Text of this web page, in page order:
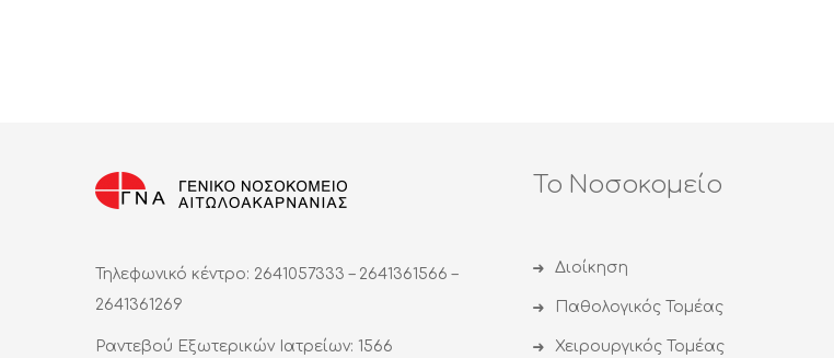
Τηλεφωνικό κέντρο: 2641057333 – 2641361566 –
2641361269
Ραντεβού Εξωτερικών Ιατρείων: 1566
Το Νοσοκομείο
Διοίκηση
Παθολογικός Τομέας
Χειρουργικός Τομέας